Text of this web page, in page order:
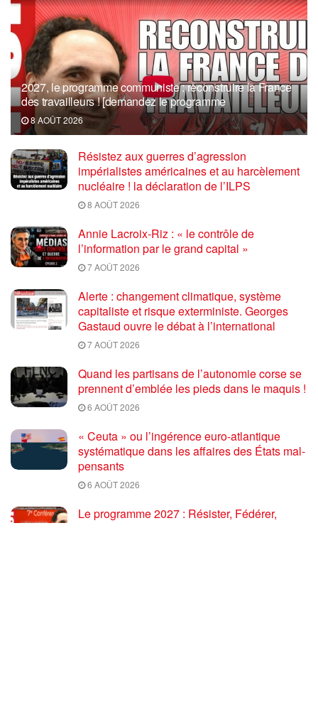
2027, le programme communiste : reconstruire la France
des travailleurs ! [demandez le programme
8 AOÛT 2026
Résistez aux guerres d’agression
impérialistes américaines et au harcèlement
nucléaire ! la déclaration de l’ILPS
8 AOÛT 2026
Annie Lacroix-Riz : « le contrôle de
l’information par le grand capital »
7 AOÛT 2026
Alerte : changement climatique, système
capitaliste et risque exterministe. Georges
Gastaud ouvre le débat à l’international
7 AOÛT 2026
Quand les partisans de l’autonomie corse se
prennent d’emblée les pieds dans le maquis !
6 AOÛT 2026
« Ceuta » ou l’ingérence euro-atlantique
systématique dans les affaires des États mal-
pensants
6 AOÛT 2026
Le programme 2027 : Résister, Fédérer,